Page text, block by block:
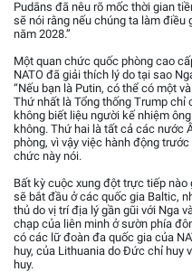
Pudāns đã nêu rõ mốc thời gian
sẽ nói rằng nếu chúng ta làm
năm 2028.”
Một quan chức quốc phòng cao
NATO đã giải thích lý do tại sao
“Nếu bạn là Putin, có thể có một
Thứ nhất là Tổng thống Trump chỉ
không biết liệu người kế nhiệm
không. Thứ hai là tất cả các nước
phòng, vì vậy việc hành động
chức này nói.
Bất kỳ cuộc xung đột trực tiếp nào
sẽ bắt đầu ở các quốc gia Baltic,
thủ do vị trí địa lý gần gũi với Nga
chạp của liên minh ở sườn phía
có các lữ đoàn đa quốc gia của
huy, của Lithuania do Đức chỉ huy
huy.